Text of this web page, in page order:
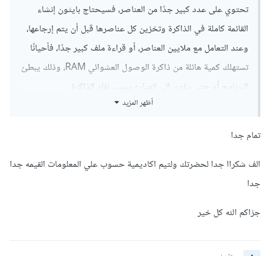
تحتوي على عدد كبير جدًا من العناصر، فسيحتاج بايثون إنشاء
القائمة كاملة في الذاكرة وتخزين كل عناصرها قبل أن يتم إرجاعها،
وعند التعامل مع ملايين العناصر، أو قراءة ملف كبير جدًا، فأحيانًا
تستهلك كمية هائلة من ذاكرة الوصول العشوائي RAM، وذلك يبطئ
البرنامج أو حتى يؤدي إلى انهياره بسبب نفاد الذاكرة
قيمة من المولّد، وتحتفظ الدالة بحالتها وتتوقف مؤقتًا وعند طلب
بالتالي في أي لحظة زمنية، لا يتم تخزين سوى عنصر واحد أو عدد
أظهر المزيد
تمام جدا
الف شكراا جدا لحضرتك ولتيم اكاديمية حسوب علي المعلومات القيمه جدا
جدا
جزاكم الله كل خير